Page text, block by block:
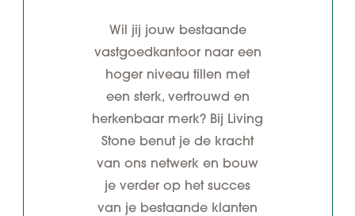
Wil jij jouw bestaande
vastgoedkantoor naar een
hoger niveau tillen met
een sterk, vertrouwd en
herkenbaar merk? Bij Living
Stone benut je de kracht
van ons netwerk en bouw
je verder op het succes
van je bestaande klanten